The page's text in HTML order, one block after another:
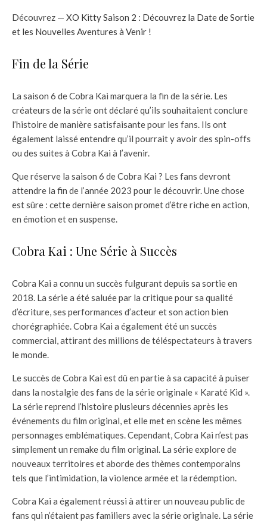
Découvrez — XO Kitty Saison 2 : Découvrez la Date de Sortie
et les Nouvelles Aventures à Venir !
Fin de la Série
La saison 6 de Cobra Kai marquera la fin de la série. Les
créateurs de la série ont déclaré qu’ils souhaitaient conclure
l’histoire de manière satisfaisante pour les fans. Ils ont
également laissé entendre qu’il pourrait y avoir des spin-offs
ou des suites à Cobra Kai à l’avenir.
Que réserve la saison 6 de Cobra Kai ? Les fans devront
attendre la fin de l’année 2023 pour le découvrir. Une chose
est sûre : cette dernière saison promet d’être riche en action,
en émotion et en suspense.
Cobra Kai : Une Série à Succès
Cobra Kai a connu un succès fulgurant depuis sa sortie en
2018. La série a été saluée par la critique pour sa qualité
d’écriture, ses performances d’acteur et son action bien
chorégraphiée. Cobra Kai a également été un succès
commercial, attirant des millions de téléspectateurs à travers
le monde.
Le succès de Cobra Kai est dû en partie à sa capacité à puiser
dans la nostalgie des fans de la série originale « Karaté Kid ».
La série reprend l’histoire plusieurs décennies après les
événements du film original, et elle met en scène les mêmes
personnages emblématiques. Cependant, Cobra Kai n’est pas
simplement un remake du film original. La série explore de
nouveaux territoires et aborde des thèmes contemporains
tels que l’intimidation, la violence armée et la rédemption.
Cobra Kai a également réussi à attirer un nouveau public de
fans qui n’étaient pas familiers avec la série originale. La série